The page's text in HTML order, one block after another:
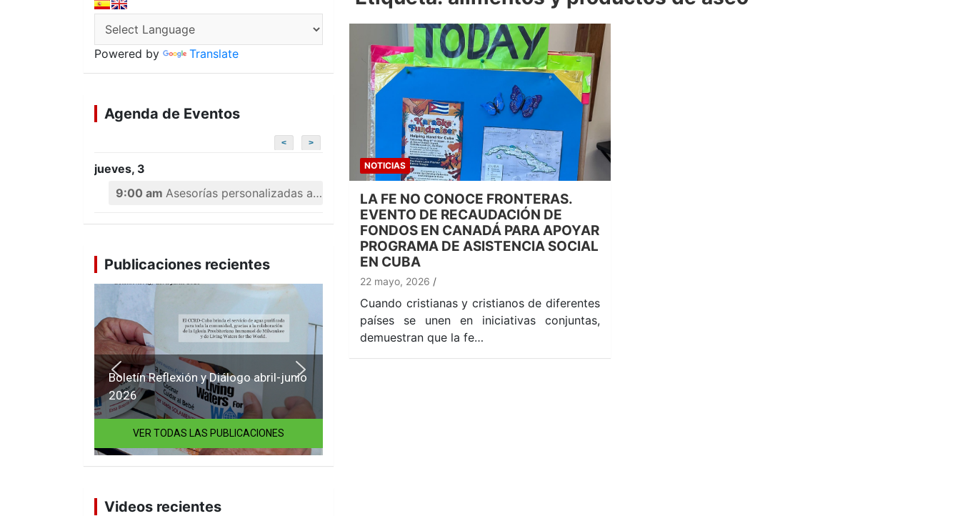
NOTICIAS
LA FE NO CONOCE FRONTERAS.
EVENTO DE RECAUDACIÓN DE
FONDOS EN CANADÁ PARA APOYAR
PROGRAMA DE ASISTENCIA SOCIAL
EN CUBA
22 mayo, 2026
Cuando cristianas y cristianos de diferentes
países se unen en iniciativas conjuntas,
demuestran que la fe…
Powered by Translate
Agenda de Eventos
< >
jueves, 3
9:00 am Asesorías personalizadas a emprendedores
Publicaciones recientes
Boletín Reflexión y Diálogo abril-junio
2026
VER TODAS LAS PUBLICACIONES
Videos recientes